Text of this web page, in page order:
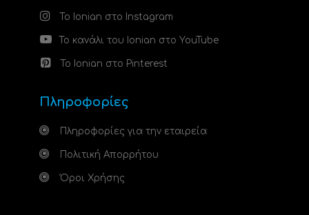
Το Ionian στο Instagram
Το κανάλι του Ionian στο YouTube
Το Ionian στο Pinterest
Πληροφορίες
Πληροφορίες για την εταιρεία
Πολιτική Απορρήτου
Όροι Χρήσης